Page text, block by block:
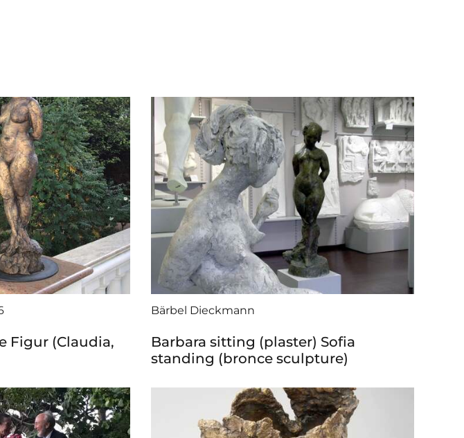
Figur (Claudia,
Bärbel Dieckmann
Barbara sitting (plaster) Sofia
standing (bronce sculpture)